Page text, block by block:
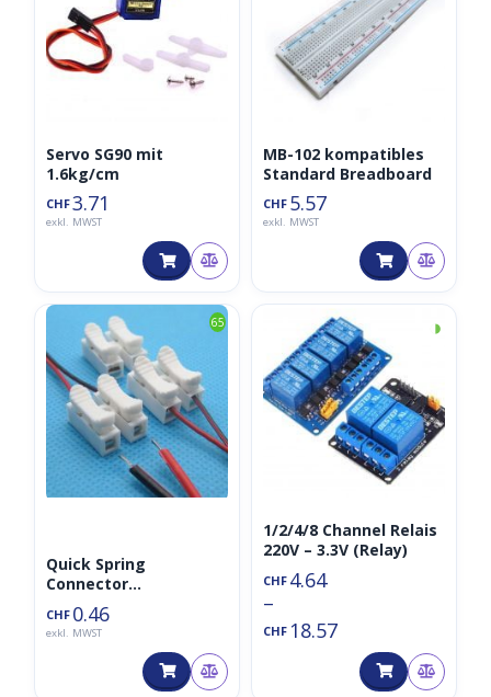
Servo SG90 mit
1.6kg/cm
CHF3.71
exkl. MWST
MB-102 kompatibles
Standard Breadboard
CHF 5.57
exkl. MWST
65
Quick Spring
Connector
Drahtverbinder 2P
Verbindungsklemme
CHF 0.46
exkl. MWST
◑
1/2/4/8 Channel Relais
220V – 3.3V (Relay)
CHF 4.64
–
CHF 18.57